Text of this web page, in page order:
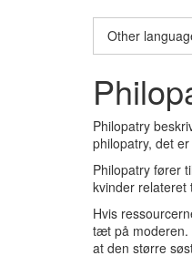
Other
Philopatry
philopatry, det
Philopatry fører
kvinder
Hvis
tæt på moderen.
at den større